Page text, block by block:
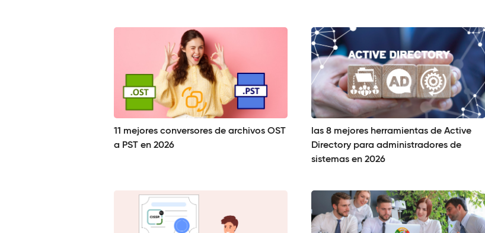
11 mejores conversores de archivos OST
a PST en 2026
las 8 mejores herramientas de Active
Directory para administradores de
sistemas en 2026